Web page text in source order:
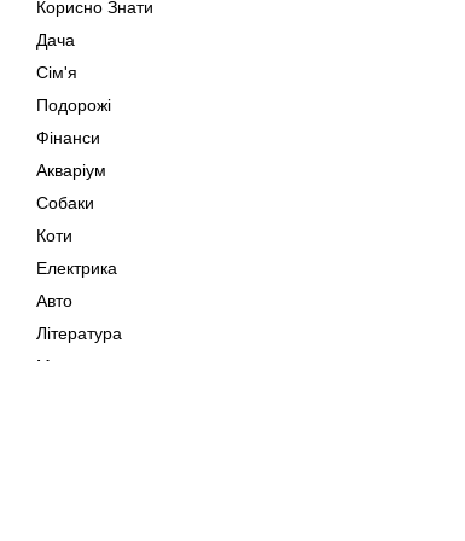
Корисно Знати
Дача
Сім'я
Подорожі
Фінанси
Акваріум
Собаки
Коти
Електрика
Авто
Література
Музика